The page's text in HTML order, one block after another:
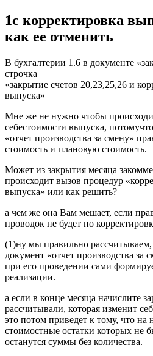
1с корректировка
как ее отменить
В бухгалтерии 1.6 в документе
строчка
«закрытие счетов 20,23,25,26 и
выпуска»
Мне же не нужно чтобы
себестоимости выпуска,
«отчет производства за смену»
стоимость и плановую стоимость.
Может из закрытия месяца
происходит вызов процедур
выпуска» или как решить?
а чем же она Вам мешает, если
проводок не будет по
(1)ну мы правильно
документ «отчет производства за
при его проведении сами
реализации.
а если в конце месяца начислите
рассчитывали, которая изменит
это потом приведет к тому, что на
стоимостные остатки которых не
останутся суммы без количества.